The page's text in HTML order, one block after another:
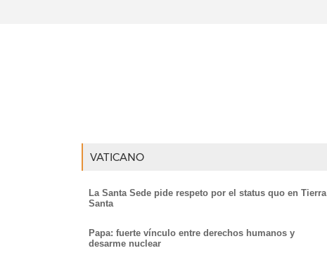
VATICANO
La Santa Sede pide respeto por el status quo en Tierra
Santa
Papa: fuerte vínculo entre derechos humanos y
desarme nuclear